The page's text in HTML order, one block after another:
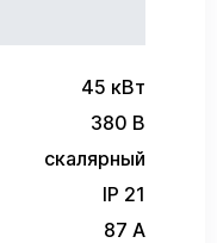
45 кВт
380 В
скалярный
IP 21
87 А